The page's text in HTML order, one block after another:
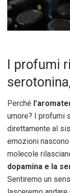
I profumi
Perché
umore? I profumi
direttamente al
emozioni
molecole
dopamina e la
Sentiremo un